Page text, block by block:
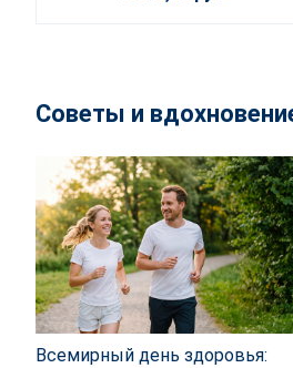
Советы и
Всемирный день здоровья: